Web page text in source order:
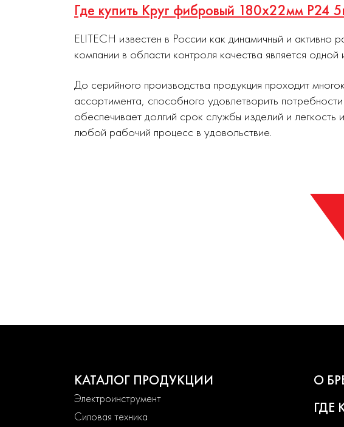
Где купить Круг фибровый 180х22мм Р24
ELITECH известен в России как динамичный и
компании в области контроля качества является одной
До серийного производства продукция проходит
ассортимента, способного удовлетворить
обеспечивает долгий срок службы изделий и
любой рабочий процесс в удовольствие.
КАТАЛОГ ПРОДУКЦИИ
Электроинструмент
Силовая техника
О
ГДЕ